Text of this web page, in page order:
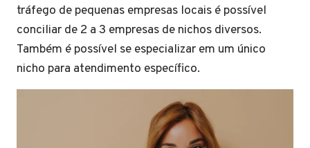
tráfego de pequenas empresas locais é possível
conciliar de 2 a 3 empresas de nichos diversos.
Também é possível se especializar em um único
nicho para atendimento específico.